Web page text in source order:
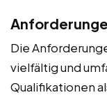
Die
vielfältig und
Qualifikationen